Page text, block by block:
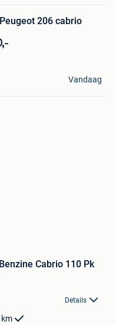
206 cabrio
Vandaag
Cabrio 110 Pk
Details
km